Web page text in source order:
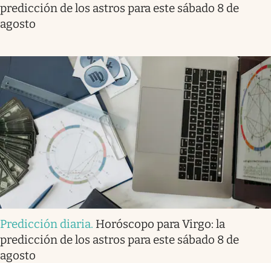
predicción de los astros para este sábado 8 de
agosto
Predicción diaria. Horóscopo para Virgo: la
predicción de los astros para este sábado 8 de
agosto